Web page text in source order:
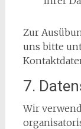
Zur
uns bitte
7.
Wir